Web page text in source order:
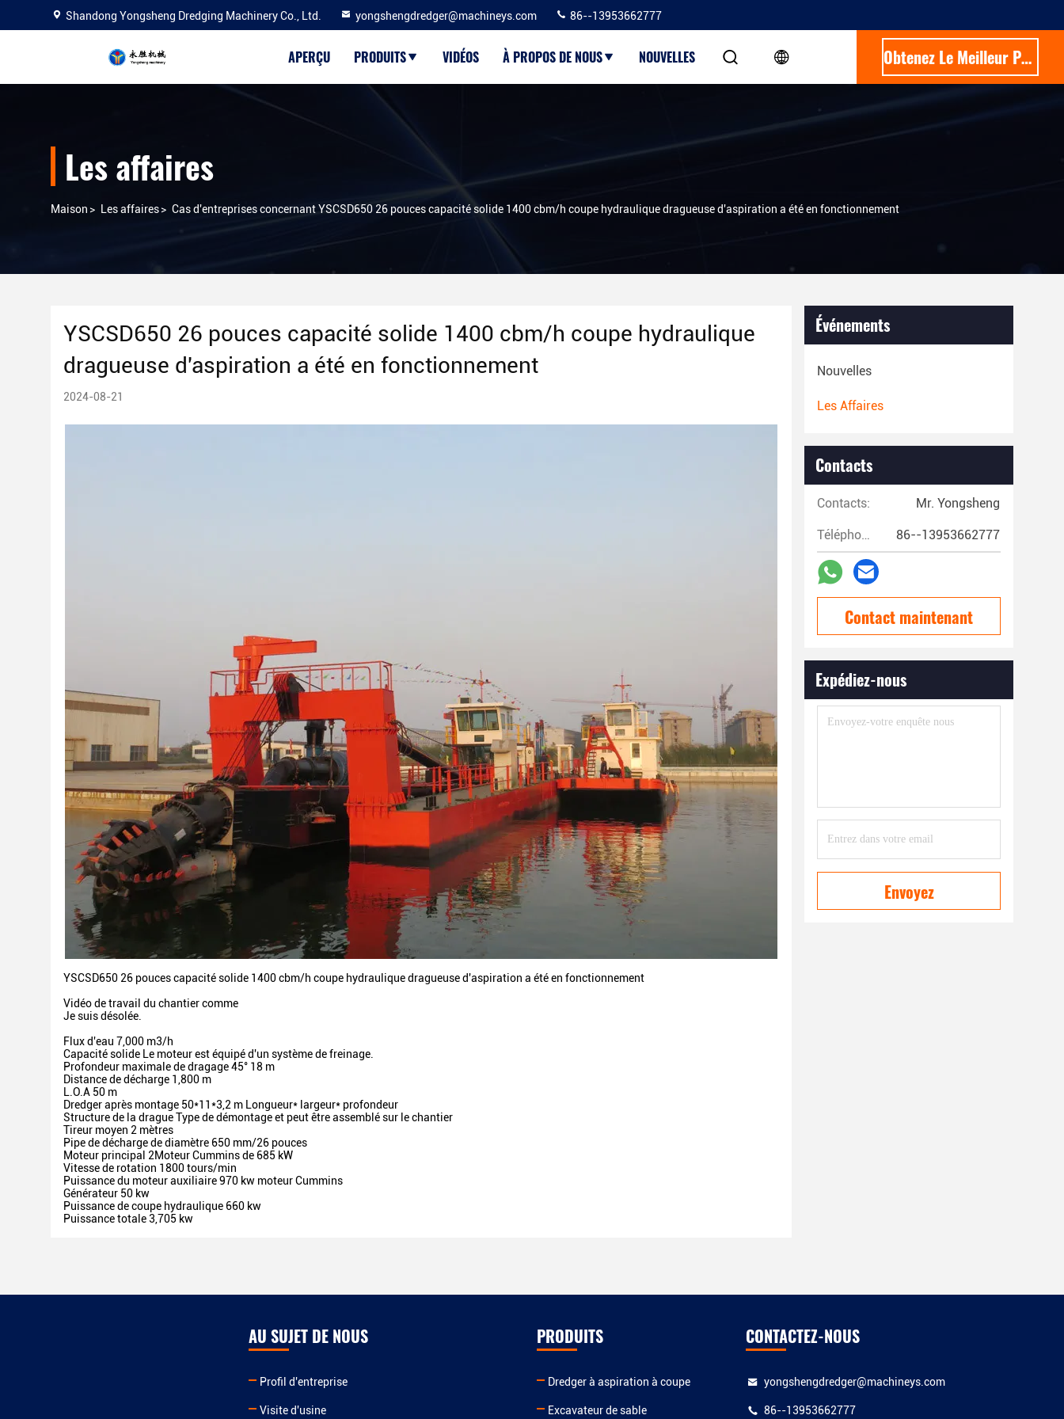
Shandong Yongsheng Dredging Machinery Co., Ltd. yongshengdredger@machineys.com 86--13953662777
APERÇU PRODUITS VIDÉOS À PROPOS DE NOUS NOUVELLES Obtenez Le Meilleur Prix
Les affaires
Maison > Les affaires> Cas d'entreprises concernant YSCSD650 26 pouces capacité solide 1400 cbm/h coupe hydraulique dragueuse d'aspiration a été en fonctionnement
YSCSD650 26 pouces capacité solide 1400 cbm/h coupe hydraulique
dragueuse d'aspiration a été en fonctionnement
2024-08-21
YSCSD650 26 pouces capacité solide 1400 cbm/h coupe hydraulique dragueuse d'aspiration a été en fonctionnement
Vidéo de travail du chantier comme
Je suis désolée.
Flux d'eau 7,000 m3/h
Capacité solide Le moteur est équipé d'un système de freinage.
Profondeur maximale de dragage 45° 18 m
Distance de décharge 1,800 m
L.O.A 50 m
Dredger après montage 50*11*3,2 m Longueur* largeur* profondeur
Structure de la dragueType de démontage et peut être assemblé sur le chantier
Tireur moyen 2 mètres
Pipe de décharge de diamètre 650 mm/26 pouces
Moteur principal 2Moteur Cummins de 685 kW
Vitesse de rotation 1800 tours/min
Puissance du moteur auxiliaire 970 kw moteur Cummins
Générateur 50 kw
Puissance de coupe hydraulique 660 kw
Puissance totale3,705 kw
Événements
Nouvelles
Les Affaires
Contacts
Contacts: Mr. Yongsheng
Téléphone: 86--13953662777
Contact maintenant
Expédiez-nous
Envoyez
AU SUJET DE NOUS
Profil d'entreprise
Visite d'usine
PRODUITS
Dredger à aspiration à coupe
Excavateur de sable
CONTACTEZ-NOUS
yongshengdredger@machineys.com
86--13953662777